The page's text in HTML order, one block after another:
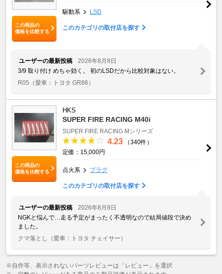
この商品の
価格を比較する
駆動系 LSD
このカテゴリの取付店を探す
ユーザーの最新投稿
2026年8月8日
3/9 取り付け めちゃ効く。 初のLSDだから比較対象はない。
R05 （愛車：トヨタ GR86）
この商品の
価格を比較する
HKS
SUPER FIRE RACING M40i
SUPER FIRE RACING Mシリーズ
4.23
（340件）
定価：15,000円
点火系 プラグ
このカテゴリの取付店を探す
ユーザーの最新投稿
2026年8月8日
NGKと悩んで…走る予定がまったく不透明なので結局値段で決め
ました。
クマ落とし
（愛車：トヨタ チェイサー）
※自作等、表示されないパーツレビューは「レビュー」を選択